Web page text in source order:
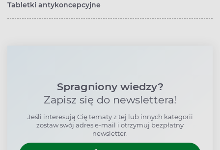
Tabletki antykoncepcyjne
Spragniony wiedzy?
Zapisz się do newslettera!
Jeśli interesują Cię tematy z tej lub innych kategorii
zostaw swój adres e-mail i otrzymuj bezpłatny
newsletter.